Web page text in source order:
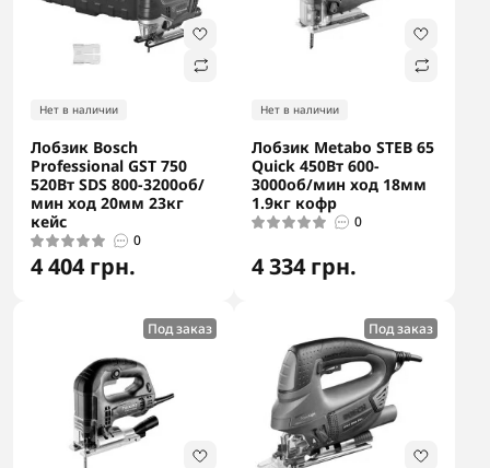
Нет в наличии
Лобзик Bosch
Professional GST 750
520Вт SDS 800-3200об/
мин ход 20мм 23кг
кейс
0
4 404 грн.
Нет в наличии
Лобзик Metabo STEB 65
Quick 450Вт 600-
3000об/мин ход 18мм
1.9кг кофр
0
4 334 грн.
Под заказ Под заказ